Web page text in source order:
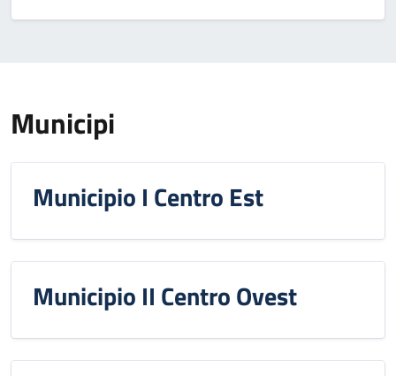
Municipi
Municipio I Centro Est
Municipio II Centro Ovest